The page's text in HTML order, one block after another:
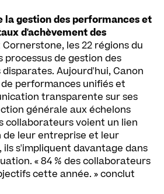
la gestion des performances et
d'achèvement des
les 22 régions du
processus de gestion des
Aujourd'hui, Canon
performances unifiés et
transparente sur ses
générale aux échelons
collaborateurs voient un lien
de leur entreprise et leur
ils s'impliquent davantage dans
« 84 % des collaborateurs
cette année. » conclut